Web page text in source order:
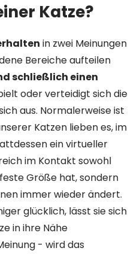
Katze?
in zwei Meinungen
Bereiche aufteilen
schließlich einen
oder verteidigt sich die
aus. Normalerweise ist
Katzen lieben es, im
ein virtueller
im Kontakt sowohl
Größe hat, sondern
immer wieder ändert.
glücklich, lässt sie sich
in ihre Nähe
- wird das